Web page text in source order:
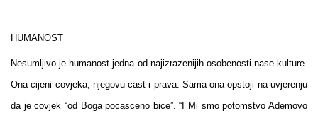
HUMANOST
Nesumljivo je humanost jedna od najizrazenijih osobenosti nase kulture.
Ona cijeni covjeka, njegovu cast i prava. Sama ona opstoji na uvjerenju
da je covjek “od Boga pocasceno bice”. “I Mi smo potomstvo Ademovo